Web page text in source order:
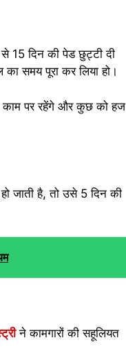
15 दिन की पेड छुट्टी दी
समय पूरा कर लिया हो।
काम पर रहेंगे और कुछ को हज
हो जाती है, तो उसे 5 दिन की
ने कामगारों की सहूलियत